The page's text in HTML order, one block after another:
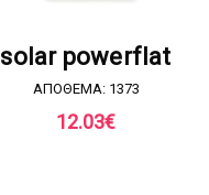
solar powerflat
ΑΠΟΘΕΜΑ: 1373
12.03€